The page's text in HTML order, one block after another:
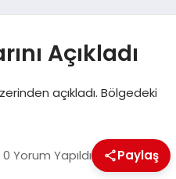
Açıkladı
açıkladı. Bölgedeki
0 Yorum Yapıldı Paylaş